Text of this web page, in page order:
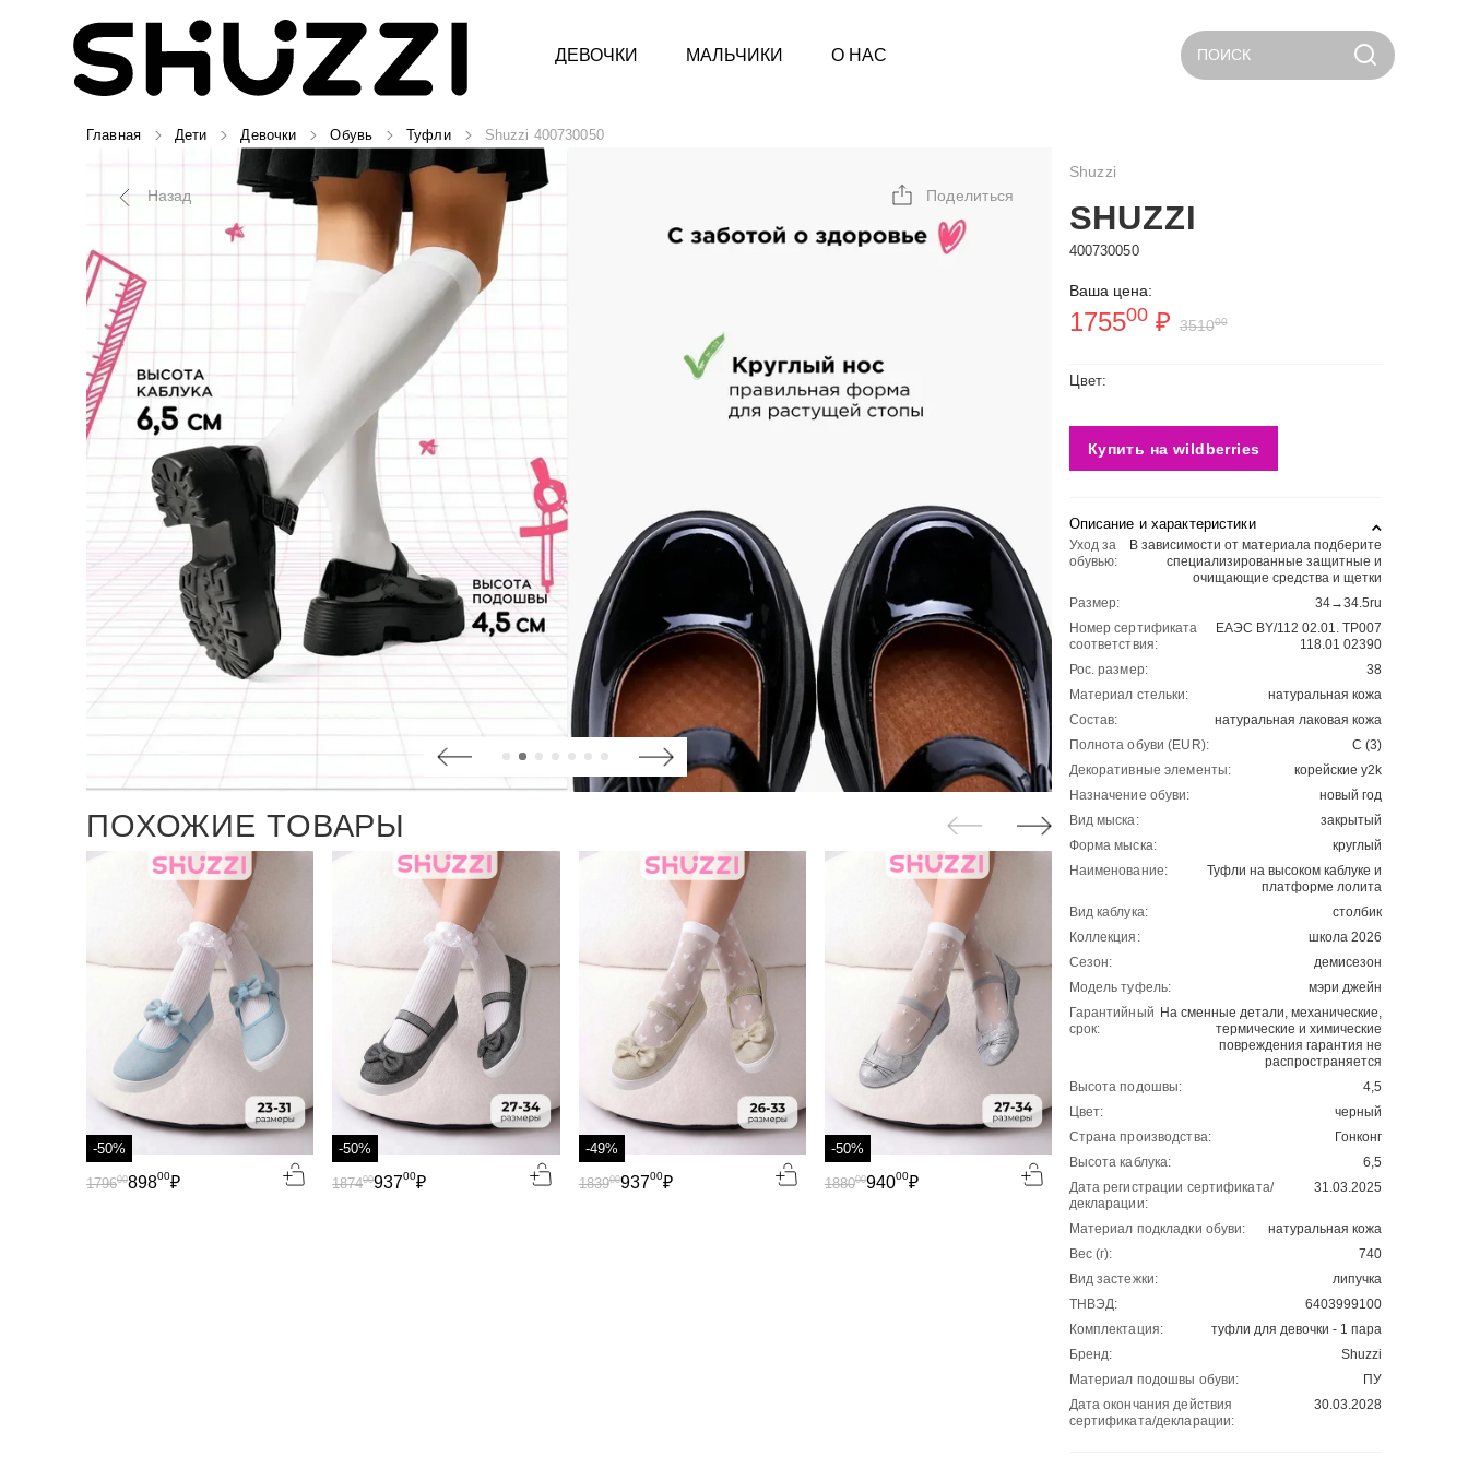
ДЕВОЧКИ МАЛЬЧИКИ О НАС ПОИСК
Главная Дети Девочки Обувь Туфли Shuzzi 400730050
Назад Поделиться
ПОХОЖИЕ ТОВАРЫ
-50%
89800₽
179600
-50%
93700₽
187400
-49%
93700₽
183900
-50%
94000₽
188000
-50%
1018 ₽
2036 1104
2208
Shuzzi
SHUZZI
400730050
Ваша цена:
175500₽ 351000
Цвет:
Купить на wildberries
Описание и характеристики
Уход за
обувью:
В зависимости от материала подберите
специализированные защитные и
очищающие средства и щетки
Размер:
34→34.5ru
Номер сертификата
соответствия:
ЕАЭС BY/112 02.01. ТР007
118.01 02390
Рос. размер:
38
Материал стельки:
натуральная кожа
Состав:
натуральная лаковая кожа
Полнота обуви (EUR):
С (3)
Декоративные элементы:
корейские y2k
Назначение обуви:
новый год
Вид мыска:
закрытый
Форма мыска:
круглый
Наименование:
Туфли на высоком каблуке и
платформе лолита
Вид каблука:
столбик
Коллекция:
школа 2026
Сезон:
демисезон
Модель туфель:
мэри джейн
Гарантийный
срок:
На сменные детали, механические,
термические и химические
повреждения гарантия не
распространяется
Высота подошвы:
4,5
Цвет:
черный
Страна производства:
Гонконг
Высота каблука:
6,5
Дата регистрации сертификата/
декларации:
31.03.2025
Материал подкладки обуви:
натуральная кожа
Вес (г):
740
Вид застежки:
липучка
ТНВЭД:
6403999100
Комплектация:
туфли для девочки - 1 пара
Бренд:
Shuzzi
Материал подошвы обуви:
ПУ
Дата окончания действия
сертификата/декларации:
30.03.2028